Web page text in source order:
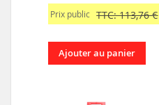
Prix public TTC: 113,76 €
Ajouter au panier